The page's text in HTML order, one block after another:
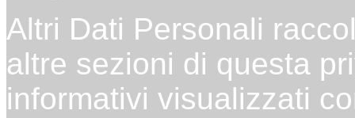
Altri Dati Personali
altre sezioni di questa
informativi visualizzati